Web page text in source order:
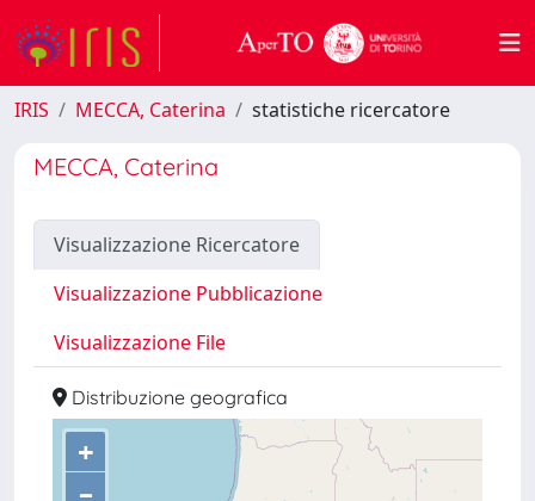
IRIS MECCA, Caterina statistiche ricercatore
MECCA, Caterina
Visualizzazione Ricercatore
Visualizzazione Pubblicazione
Visualizzazione File
Distribuzione geografica
+
–